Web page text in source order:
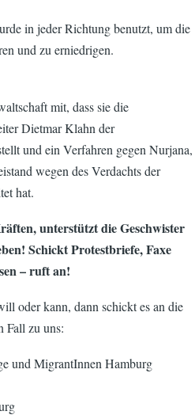
in jeder Richtung benutzt, um die
und zu erniedrigen.
mit, dass sie die
Dietmar Klahn der
und ein Verfahren gegen Nurjana,
wegen des Verdachts der
hat.
unterstützt die Geschwister
Schickt Protestbriefe, Faxe
– ruft an!
oder kann, dann schickt es an die
Fall zu uns:
und MigrantInnen Hamburg